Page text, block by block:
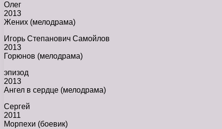
Олег
2013
Жених (мелодрама)
Игорь Степанович Самойлов
2013
Горюнов (мелодрама)
эпизод
2013
Ангел в сердце (мелодрама)
Сергей
2011
Морпехи (боевик)